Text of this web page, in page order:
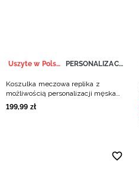
Uszyte w Polsce PERSONALIZACJA
Koszulka meczowa replika z
możliwością personalizacji męska
4F x Polska Siatkówka - czerwona
199,99 zł